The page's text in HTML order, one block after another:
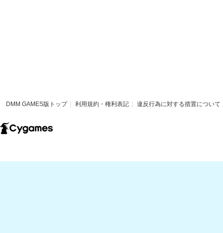
DMM GAMES版トップ 利用規約・権利表記 違反行為に対する措置について